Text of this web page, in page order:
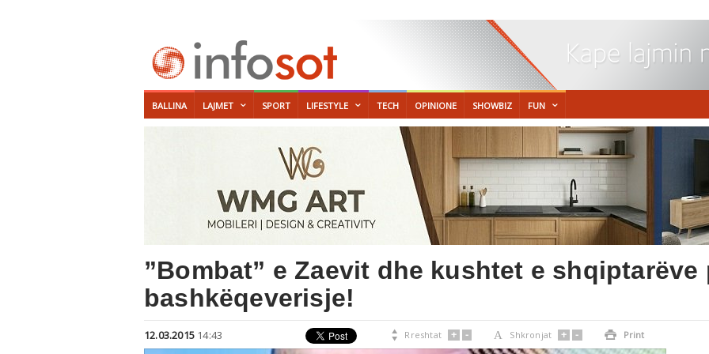
BALLINA LAJMET SPORT LIFESTYLE TECH OPINIONE SHOWBIZ FUN
”Bombat” e Zaevit dhe kushtet e shqiptarëve
bashkëqeverisje!
12.03.2015 14:43  Rreshtat + - A Shkronjat + -  Print